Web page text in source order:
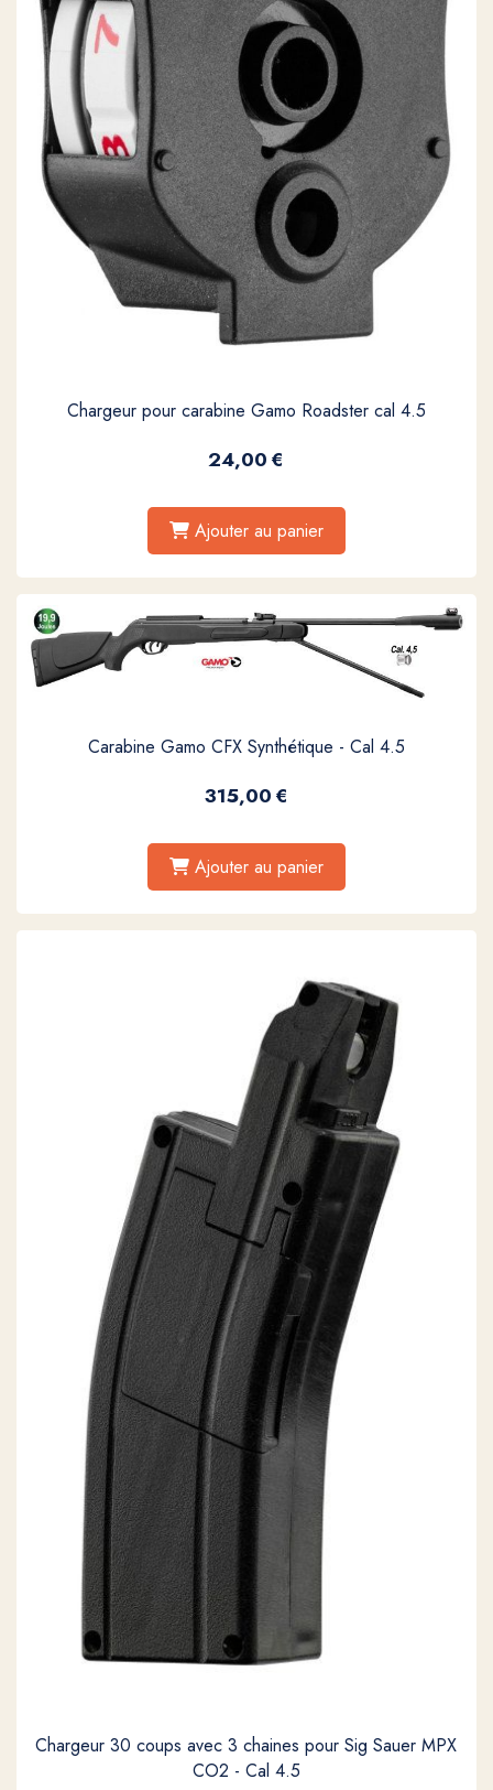
Chargeur pour carabine Gamo Roadster cal 4.5
24,00€
Ajouter au panier
Carabine Gamo CFX Synthétique - Cal 4.5
315,00€
Ajouter au panier
Chargeur 30 coups avec 3 chaines pour Sig Sauer MPX
CO2 - Cal 4.5